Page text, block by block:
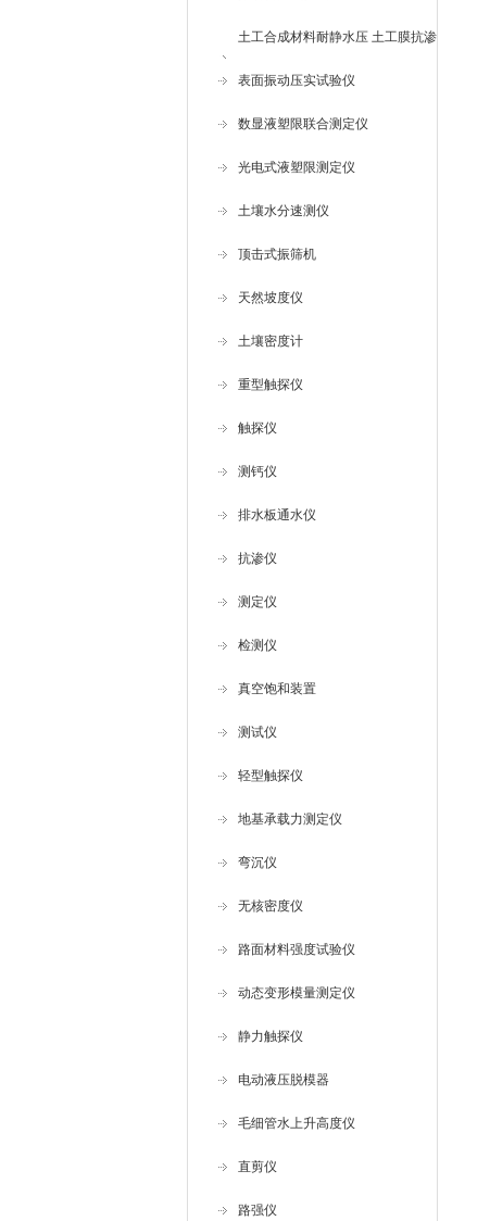
土工合成材料耐静水压 土工膜抗渗
仪
表面振动压实试验仪
数显液塑限联合测定仪
光电式液塑限测定仪
土壤水分速测仪
顶击式振筛机
天然坡度仪
土壤密度计
重型触探仪
触探仪
测钙仪
排水板通水仪
抗渗仪
测定仪
检测仪
真空饱和装置
测试仪
轻型触探仪
地基承载力测定仪
弯沉仪
无核密度仪
路面材料强度试验仪
动态变形模量测定仪
静力触探仪
电动液压脱模器
毛细管水上升高度仪
直剪仪
路强仪